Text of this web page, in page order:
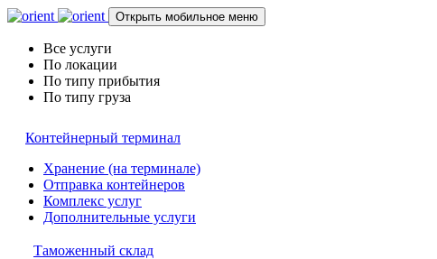
Открыть мобильное меню
Все услуги
По локации
По типу прибытия
По типу груза
Контейнерный терминал
Хранение (на терминале)
Отправка контейнеров
Комплекс услуг
Дополнительные услуги
Таможенный склад